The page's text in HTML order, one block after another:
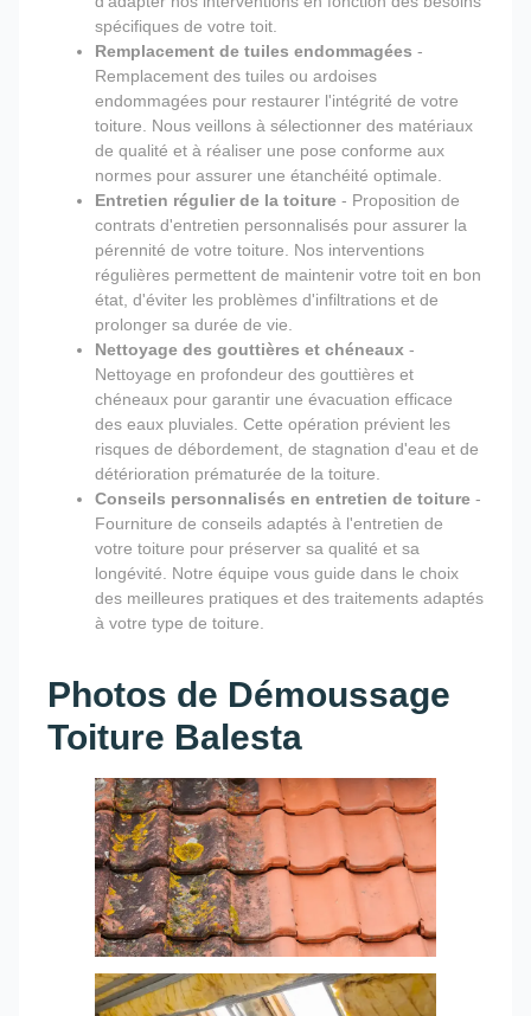
spécifiques de votre toit.
Remplacement de tuiles endommagées -
Remplacement des tuiles ou ardoises
endommagées pour restaurer l'intégrité de votre
toiture. Nous veillons à sélectionner des matériaux
de qualité et à réaliser une pose conforme aux
normes pour assurer une étanchéité optimale.
Entretien régulier de la toiture - Proposition de
contrats d'entretien personnalisés pour assurer la
pérennité de votre toiture. Nos interventions
régulières permettent de maintenir votre toit en bon
état, d'éviter les problèmes d'infiltrations et de
prolonger sa durée de vie.
Nettoyage des gouttières et chéneaux -
Nettoyage en profondeur des gouttières et
chéneaux pour garantir une évacuation efficace
des eaux pluviales. Cette opération prévient les
risques de débordement, de stagnation d'eau et de
détérioration prématurée de la toiture.
Conseils personnalisés en entretien de toiture -
Fourniture de conseils adaptés à l'entretien de
votre toiture pour préserver sa qualité et sa
longévité. Notre équipe vous guide dans le choix
des meilleures pratiques et des traitements adaptés
à votre type de toiture.
Photos de Démoussage
Toiture Balesta